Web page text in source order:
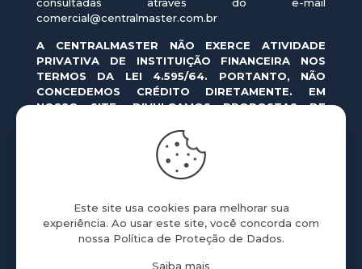
consultadas através do e-mail
comercial@centralmaster.com.br
A CENTRALMASTER NÃO EXERCE ATIVIDADE
PRIVATIVA DE INSTITUIÇÃO FINANCEIRA NOS
TERMOS DA LEI 4.595/64. PORTANTO, NÃO
CONCEDEMOS CRÉDITO DIRETAMENTE. EM
NOSSO SITE, DIVULGAMOS PROPOSTAS DE
INSTITUIÇÕES FINANCEIRAS AUTORIZADAS PELO
BANCO CENTRAL DO BRASIL.
As ofertas em nosso site e aplicativo são formuladas
simulações de crédito cujas condições variam
conforme a política de crédito da instituição
proponente. Nas simulações apresentadas, o prazo
Este site usa cookies para melhorar sua
experiência. Ao usar este site, você concorda com
nossa Política de Proteção de Dados.
Saiba mais